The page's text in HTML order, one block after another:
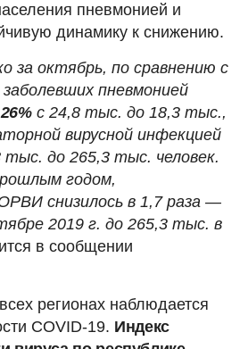
пневмонией и
динамику к снижению.
за октябрь, по сравнению с
пневмонией
с 24,8 тыс. до 18,3 тыс.,
вирусной инфекцией
тыс. до 265,3 тыс. человек.
годом,
снизилось в 1,7 раза —
2019 г. до 265,3 тыс. в
в сообщении
регионах наблюдается
COVID-19. Индекс